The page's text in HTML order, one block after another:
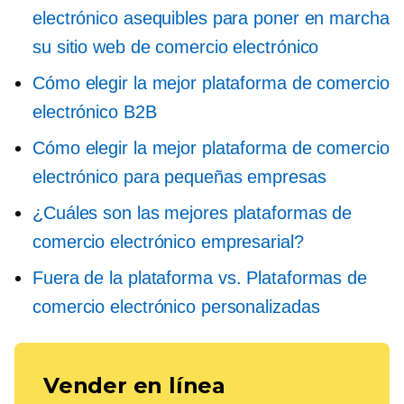
electrónico asequibles para poner en marcha
su sitio web de comercio electrónico
Cómo elegir la mejor plataforma de comercio
electrónico B2B
Cómo elegir la mejor plataforma de comercio
electrónico para pequeñas empresas
¿Cuáles son las mejores plataformas de
comercio electrónico empresarial?
Fuera de la plataformavs. Plataformas de
comercio electrónico personalizadas
Vender en línea